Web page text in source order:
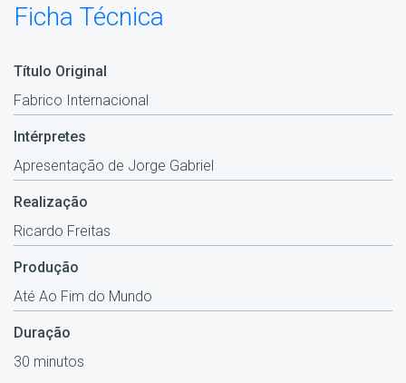
Ficha Técnica
Título Original
Fabrico Internacional
Intérpretes
Apresentação de Jorge Gabriel
Realização
Ricardo Freitas
Produção
Até Ao Fim do Mundo
Duração
30 minutos